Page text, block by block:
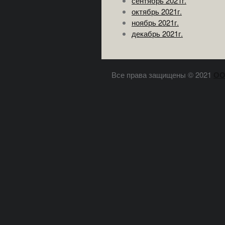
октябрь 2021г.
ноябрь 2021г.
декабрь 2021г.
Все права защищены © 2021